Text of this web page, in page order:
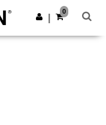
Descargar app
0